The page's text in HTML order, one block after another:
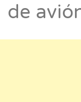
de